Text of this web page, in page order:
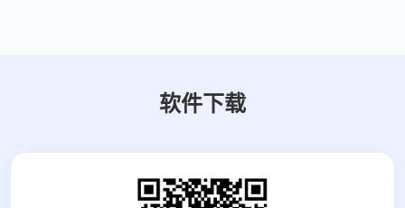
软件下载